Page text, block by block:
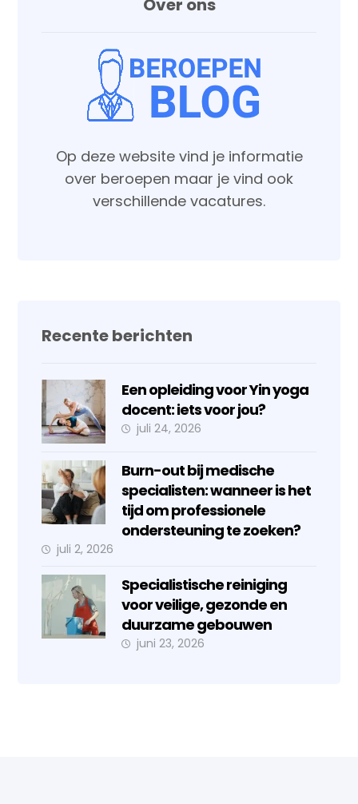
Over ons
Op deze website vind je informatie
over beroepen maar je vind ook
verschillende vacatures.
Recente berichten
Een opleiding voor Yin yoga
docent: iets voor jou?
juli 24, 2026
Burn-out bij medische
specialisten: wanneer is het
tijd om professionele
ondersteuning te zoeken?
juli 2, 2026
Specialistische reiniging
voor veilige, gezonde en
duurzame gebouwen
juni 23, 2026